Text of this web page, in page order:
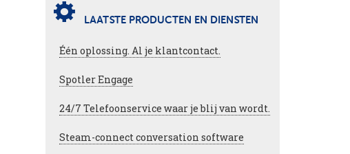
LAATSTE PRODUCTEN EN DIENSTEN
Één oplossing. Al je klantcontact.
Spotler Engage
24/7 Telefoonservice waar je blij van wordt.
Steam-connect conversation software